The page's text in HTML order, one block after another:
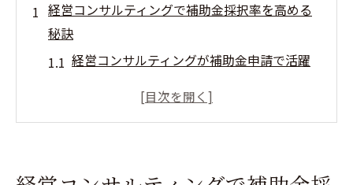
経営コンサルティングで補助金採択率を高める
秘訣
経営コンサルティングが補助金申請で活躍
補助金コンサルのメリットとその実効性を